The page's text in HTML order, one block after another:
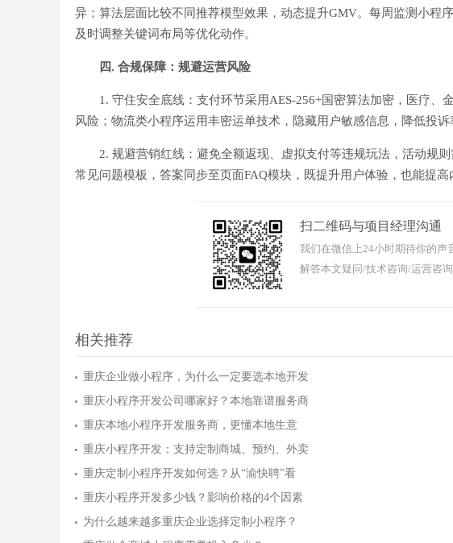
异；算法层面比较不同推荐模型效果，动态提升GMV。每周监测小程
及时调整关键词布局等优化动作。
四. 合规保障：规避运营风险
1. 守住安全底线：支付环节采用AES-256+国密算法加密，医疗、
风险；物流类小程序运用丰密运单技术，隐藏用户敏感信息，降低投诉
2. 规避营销红线：避免全额返现、虚拟支付等违规玩法，活动规
常见问题模板，答案同步至页面FAQ模块，既提升用户体验，也能提高
扫二维码与项目经理沟通
我们在微信上24小时期待你的声
解答本文疑问/技术咨询/运营咨
相关推荐
重庆企业做小程序，为什么一定要选本地开发
重庆小程序开发公司哪家好？本地靠谱服务商
重庆本地小程序开发服务商，更懂本地生意
重庆小程序开发：支持定制商城、预约、外卖
重庆定制小程序开发如何选？从“渝快聘”看
重庆小程序开发多少钱？影响价格的4个因素
为什么越来越多重庆企业选择定制小程序？